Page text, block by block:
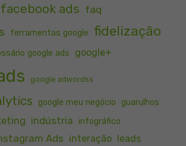
facebook ads faq
ferramentas google fidelização
google ads google+
google adwordss
google meu negócio guarulhos
indústria infográfico
Ads interação leads